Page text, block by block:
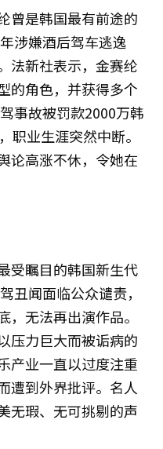
曾是韩国最有前途的
涉嫌酒后驾车逃逸
法新社表示，金赛纶
的角色，并获得多个
事故被罚款2000万韩
职业生涯突然中断。
论高涨不休，令她在
受瞩目的韩国新生代
丑闻面临公众谴责，
无法再出演作品。
压力巨大而被诟病的
产业一直以过度注重
遭到外界批评。名人
无瑕、无可挑剔的声